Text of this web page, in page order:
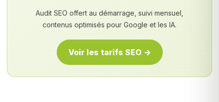
Audit SEO offert au démarrage, suivi mensuel,
contenus optimisés pour Google et les IA.
Voir les tarifs SEO →